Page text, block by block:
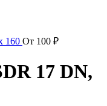
160 От 100 ₽
17 DN,